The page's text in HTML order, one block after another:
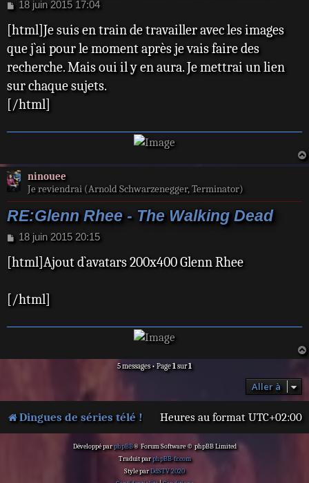
M
s
a
g
18 juin 2015 17:04
[html]Je suis en train de travailler avec les images
que j`ai pour le moment après je vais faire des
recherche. Mais oui il y en aura. Je mettrai un lien
sur chaque sujets.
[/html]
ninouee
Je reviendrai (Arnold Schwarzenegger, Terminator)
RE:Glenn Rhee - The Walking Dead
M
s
g
18 juin 2015 20:15
[html]Ajout d`avatars 200x400 Glenn Rhee
[/html]
5 messages • Page1sur1
Aller à
Dingues de séries télé ! Heures au format UTC+02:00
Développé parphpBB® Forum Software © phpBB Limited
Traduit parphpBB-fr.com
Style parDdSTV 2020